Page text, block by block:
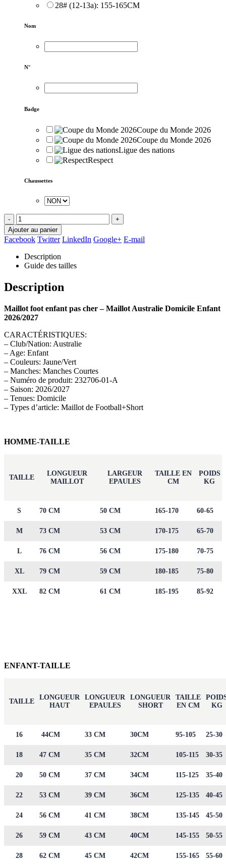
28# (12-13a): 155-165CM
Nom
N°
Badge
Coupe du Monde 2026
Coupe du Monde 2026
Ligue des nations
Respect
Chaussettes
-
+
Ajouter au panier
Facebook Twitter LinkedIn Google+ E-mail
Description
Guide des tailles
Description
Maillot foot enfant pas cher – Maillot Australie Domicile Enfant
2026/2027
CARACTÉRISTIQUES:
– Club/Nation: Australie
– Age: Enfant
– Couleurs: Jaune/Vert
– Manches: Manches Courtes
– Numéro de produit: 232706-01-A
– Saison: 2026/2027
– Tenues: Domicile
– Types d’article: Maillot de Football+Short
HOMME-TAILLE
TAILLE
LONGUEUR
MAILLOT
LARGEUR
EPAULES
TAILLE EN
CM
POIDS
KG
S 70 CM 50 CM 165-170 60-65
M 73 CM 53 CM 170-175 65-70
L 76 CM 56 CM 175-180 70-75
XL 79 CM 59 CM 180-185 75-80
XXL 82 CM 61 CM 185-195 85-92
ENFANT-TAILLE
TAILLE
LONGUEUR
HAUT
LONGUEUR
EPAULES
LONGUEUR
SHORT
TAILLE
EN CM
KG
16 44CM 33 CM 30CM 95-105 25-30
18 47 CM 35 CM 32CM 105-115 30-35
20 50 CM 37 CM 34CM 115-125 35-40
22 53 CM 39 CM 36CM 125-135 40-45
24 56 CM 41 CM 38CM 135-145 45-50
26 59 CM 43 CM 40CM 145-155 50-55
28 62 CM 45 CM 42CM 155-165 55-60